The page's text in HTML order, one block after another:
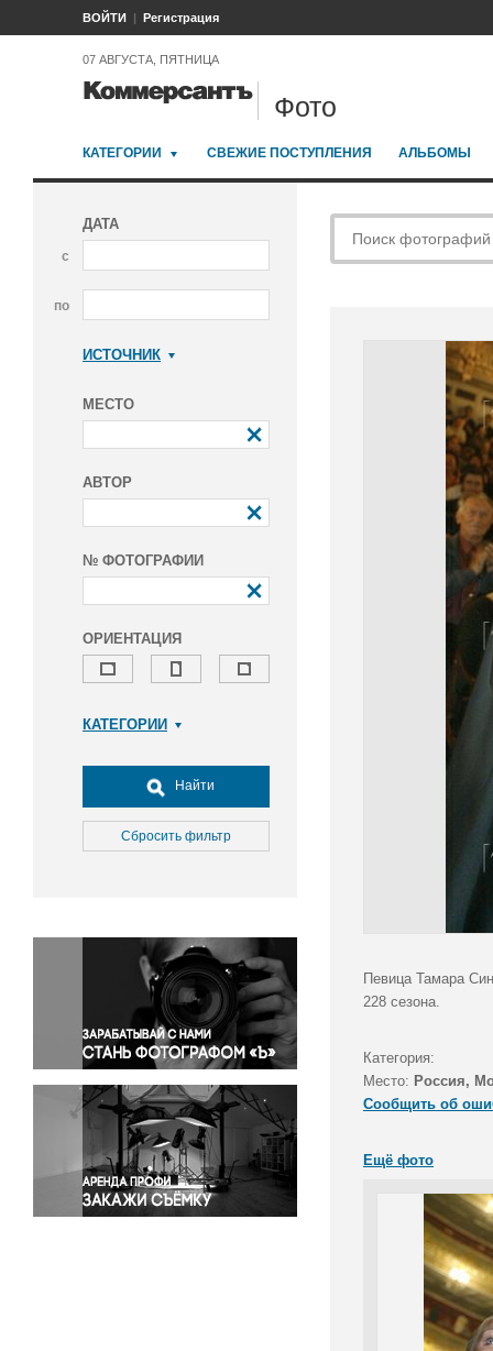
ВОЙТИ Регистрация
07 АВГУСТА, ПЯТНИЦА
Фото
КАТЕГОРИИ СВЕЖИЕ ПОСТУПЛЕНИЯ АЛЬБОМЫ
ДАТА
с
по
ИСТОЧНИК
МЕСТО
АВТОР
№ ФОТОГРАФИИ
ОРИЕНТАЦИЯ
КАТЕГОРИИ
Досуг, туризм и отдых
Культура
Медицина
Окружающая среда
Политика
Правосудие
Происшествия и конфликты
Религия
Светская жизнь
Спорт
Экология
Экономика и бизнес
Найти
Сбросить фильтр
Певица Тамара
228 сезона.
Категория:
Место: Россия,
Сообщить об
Ещё фото